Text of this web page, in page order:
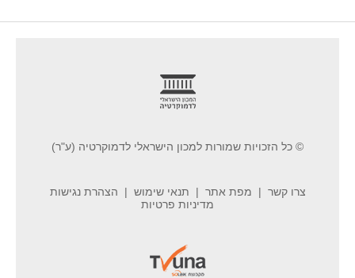
© כל הזכויות שמורות למכון הישראלי לדמוקרטיה (ע"ר)
צרו קשר מפת אתר תנאי שימוש
הצהרת נגישות
מדיניות פרטיות